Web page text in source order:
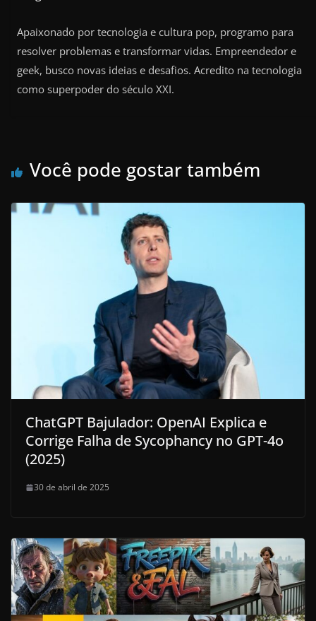
Apaixonado por tecnologia e cultura pop, programo para
resolver problemas e transformar vidas. Empreendedor e
geek, busco novas ideias e desafios. Acredito na tecnologia
como superpoder do século XXI.
Você pode gostar também
ChatGPT Bajulador: OpenAI Explica e
Corrige Falha de Sycophancy no GPT-4o
(2025)
30 de abril de 2025